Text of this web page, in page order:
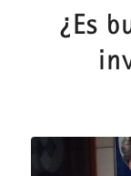
¿Es